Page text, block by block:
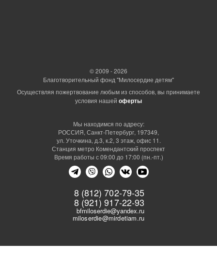
© 2009 - 2026
Благотворительный фонд "Милосердие детям"
Осуществляя пожертвование любым из способов, вы принимаете
условия нашей оферты
8 (812) 702-79-35
8 (921) 917-22-93
bfmiloserdie@yandex.ru
miloserdie@mirdetiam.ru
Мы находимся по адресу:
РОССИЯ, Санкт-Петербург, 197349,
ул. Уточкина, д.3, к.2, 3 этаж, офис 11.
Станция метро Комендантский проспект
Время работы с 09:00 до 17:00 (пн.-пт.)